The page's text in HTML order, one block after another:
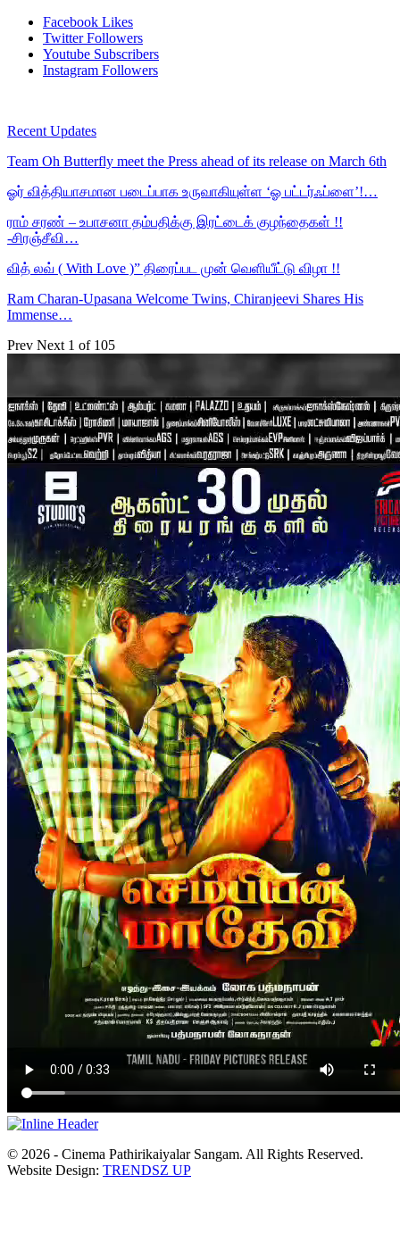
Facebook Likes
Twitter Followers
Youtube Subscribers
Instagram Followers
Recent Updates
Team Oh Butterfly meet the Press ahead of its release on March 6th
ஓர் வித்தியாசமான படைப்பாக உருவாகியுள்ள ‘ஓ பட்டர்ஃப்ளை’!…
ராம் சரண் – உபாசனா தம்பதிக்கு இரட்டைக் குழந்தைகள் !!
-சிரஞ்சீவி…
வித் லவ் ( With Love )” திரைப்பட முன் வெளியீட்டு விழா !!
Ram Charan-Upasana Welcome Twins, Chiranjeevi Shares His
Immense…
Prev Next 1 of 105
© 2026 - Cinema Pathirikaiyalar Sangam. All Rights Reserved.
Website Design: TRENDSZ UP